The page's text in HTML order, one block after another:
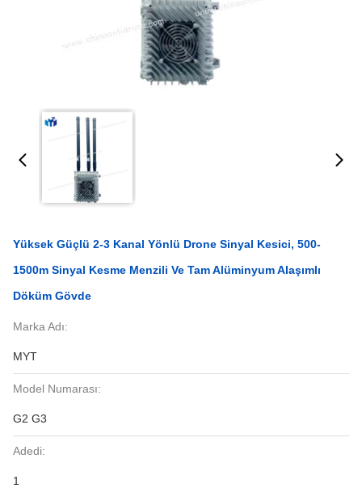
Yüksek Güçlü 2-3 Kanal Yönlü Drone Sinyal Kesici, 500-
1500m Sinyal Kesme Menzili Ve Tam Alüminyum Alaşımlı
Döküm Gövde
Marka Adı:
MYT
Model Numarası:
G2 G3
Adedi:
1